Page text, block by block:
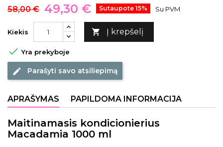
58,00 € 49,30 € Sutaupote 15% Su PVM
Kiekis  Į krepšelį
 Yra prekyboje
edit Parašyti savo atsiliepimą
APRAŠYMAS PAPILDOMA INFORMACIJA
Maitinamasis kondicionierius
Macadamia 1000 ml